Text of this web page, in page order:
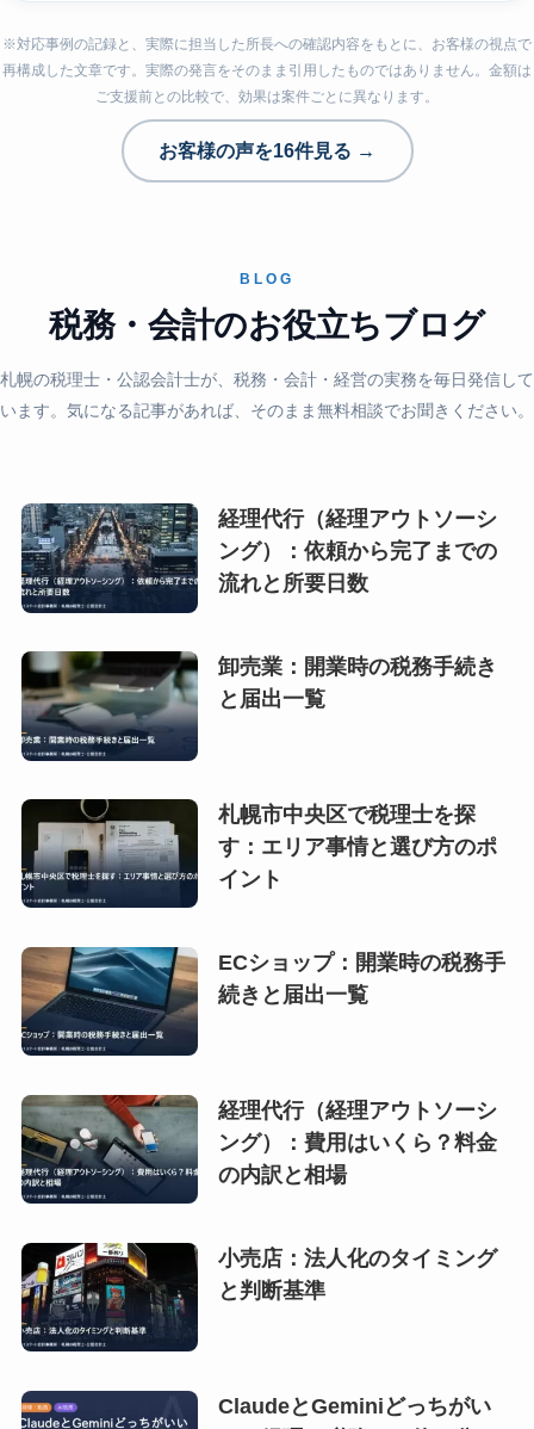
※対応事例の記録と、実際に担当した所長への確認内容をもとに、お客様の視点で
再構成した文章です。実際の発言をそのまま引用したものではありません。金額は
ご支援前との比較で、効果は案件ごとに異なります。
お客様の声を16件見る →
BLOG
税務・会計のお役立ちブログ
札幌の税理士・公認会計士が、税務・会計・経営の実務を毎日発信して
います。気になる記事があれば、そのまま無料相談でお聞きください。
経理代行（経理アウトソーシ
ング）：依頼から完了までの
流れと所要日数
卸売業：開業時の税務手続き
と届出一覧
札幌市中央区で税理士を探
す：エリア事情と選び方のポ
イント
ECショップ：開業時の税務手
続きと届出一覧
経理代行（経理アウトソーシ
ング）：費用はいくら？料金
の内訳と相場
小売店：法人化のタイミング
と判断基準
ClaudeとGeminiどっちがい